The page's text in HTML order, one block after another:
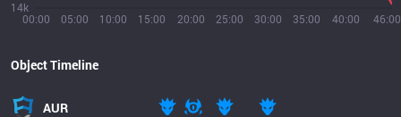
00:00 05:00 10:00 15:00 20:00 25:00 30:00 35:00 40:00 46:00
14k
Object Timeline
AUR